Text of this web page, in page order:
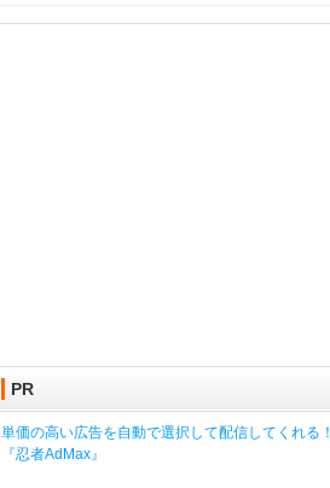
PR
単価の高い広告を自動で選択して配信してくれる！
『忍者AdMax』